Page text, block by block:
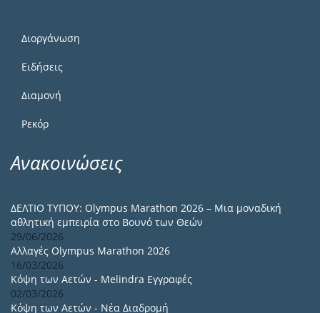
Διοργάνωση
Ειδήσεις
Διαμονή
Ρεκόρ
Ανακοινώσεις
ΔΕΛΤΙΟ ΤΥΠΟΥ: Olympus Marathon 2026 – Μια μοναδική
αθλητική εμπειρία στο Βουνό των Θεών
29/06/2026
Αλλαγές Olympus Marathon 2026
16/03/2026
Κόψη των Αετών - Melindra Εγγραφές
02/03/2026
Κόψη των Αετών - Νέα Διαδρομή